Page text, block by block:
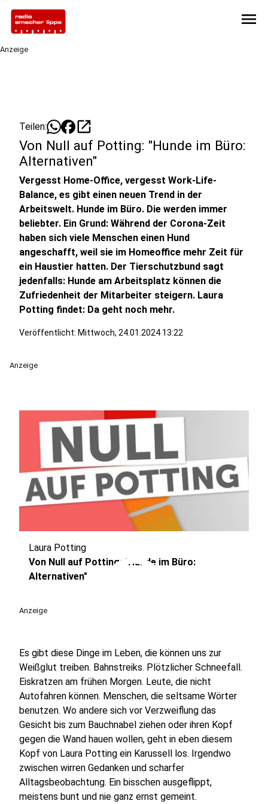
menu
Anzeige
Teilen: open_in_new
Von Null auf Potting: "Hunde im Büro:
Alternativen"
Vergesst Home-Office, vergesst Work-Life-
Balance, es gibt einen neuen Trend in der
Arbeitswelt. Hunde im Büro. Die werden immer
beliebter. Ein Grund: Während der Corona-Zeit
haben sich viele Menschen einen Hund
angeschafft, weil sie im Homeoffice mehr Zeit für
ein Haustier hatten. Der Tierschutzbund sagt
jedenfalls: Hunde am Arbeitsplatz können die
Zufriedenheit der Mitarbeiter steigern. Laura
Potting findet: Da geht noch mehr.
Veröffentlicht: Mittwoch, 24.01.2024 13:22
Anzeige
play_circle
Laura Potting
Von Null auf Potting: "Hunde im Büro:
Alternativen"
Anzeige
Es gibt diese Dinge im Leben, die können uns zur
Weißglut treiben. Bahnstreiks. Plötzlicher Schneefall.
Eiskratzen am frühen Morgen. Leute, die nicht
Autofahren können. Menschen, die seltsame Wörter
benutzen. Wo andere sich vor Verzweiflung das
Gesicht bis zum Bauchnabel ziehen oder ihren Kopf
gegen die Wand hauen wollen, geht in eben diesem
Kopf von Laura Potting ein Karussell los. Irgendwo
zwischen wirren Gedanken und scharfer
Alltagsbeobachtung. Ein bisschen ausgeflippt,
meistens bunt und nie ganz ernst gemeint.